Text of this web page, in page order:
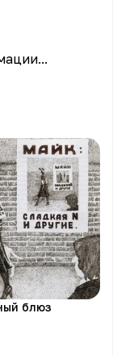
блюз